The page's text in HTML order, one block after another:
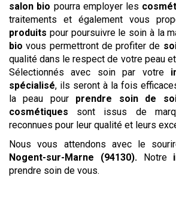
salon bio pourra employer les
traitements et également vous
produits pour poursuivre le soin à la
bio vous permettront de profiter de
qualité dans le respect de votre peau et
Sélectionnés avec soin par votre
spécialisé, ils seront à la fois
la peau pour prendre soin de
cosmétiques sont issus de
reconnues pour leur qualité et leurs
Nous vous attendons avec le
Nogent-sur-Marne (94130).Notre
prendre soin de vous.